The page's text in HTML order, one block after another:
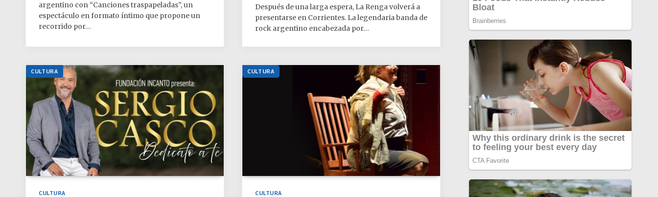
argentino con “Canciones traspapeladas”, un
espectáculo en formato íntimo que propone un
recorrido por…
Después de una larga espera, La Renga volverá a
presentarse en Corrientes. La legendaria banda de
rock argentino encabezada por…
CULTURA
CULTURA
CULTURA
CULTURA